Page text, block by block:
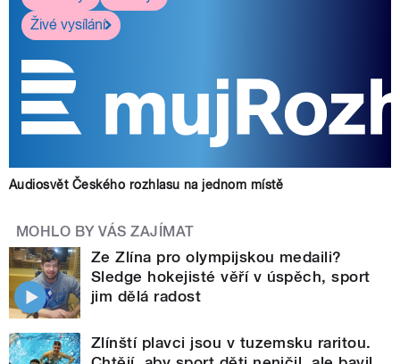
Živé vysílání
Audiosvět Českého rozhlasu na jednom místě
MOHLO BY VÁS ZAJÍMAT
Ze Zlína pro olympijskou medaili?
Sledge hokejisté věří v úspěch, sport
jim dělá radost
Zlínští plavci jsou v tuzemsku raritou.